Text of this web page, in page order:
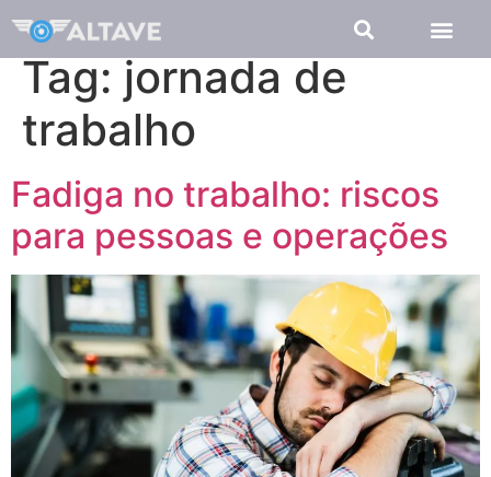
Tag: jornada de
trabalho
Fadiga no trabalho: riscos
para pessoas e operações